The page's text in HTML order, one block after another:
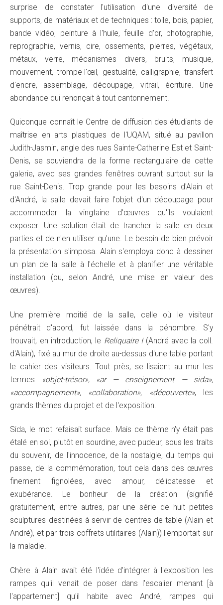
surprise de constater l'utilisation d'une diversité de
supports, de matériaux et de techniques : toile, bois, papier,
bande vidéo, peinture à l'huile, feuille d'or, photographie,
reprographie, vernis, cire, ossements, pierres, végétaux,
métaux, verre, mécanismes divers, bruits, musique,
mouvement, trompe-l'œil, gestualité, calligraphie, transfert
d'encre, assemblage, découpage, vitrail, écriture. Une
abondance qui renonçait à tout cantonnement.
Quiconque connaît le Centre de diffusion des étudiants de
maîtrise en arts plastiques de l'UQAM, situé au pavillon
Judith-Jasmin, angle des rues Sainte-Catherine Est et Saint-
Denis, se souviendra de la forme rectangulaire de cette
galerie, avec ses grandes fenêtres ouvrant surtout sur la
rue Saint-Denis. Trop grande pour les besoins d'Alain et
d'André, la salle devait faire l'objet d'un découpage pour
accommoder la vingtaine d'œuvres qu'ils voulaient
exposer. Une solution était de trancher la salle en deux
parties et de n'en utiliser qu'une. Le besoin de bien prévoir
la présentation s'imposa. Alain s'employa donc à dessiner
un plan de la salle à l'échelle et à planifier une véritable
installation (ou, selon André, une mise en valeur des
œuvres).
Une première moitié de la salle, celle où le visiteur
pénétrait d'abord, fut laissée dans la pénombre. S'y
trouvait, en introduction, le Reliquaire I(André avec la coll.
d'Alain), fixé au mur de droite au-dessus d'une table portant
le cahier des visiteurs. Tout près, se lisaient au mur les
termes
«objet-trésor», «ar — enseignement — sida»,
«accompagnement», «collaboration», «découverte», les
grands thèmes du projet et de l'exposition.
Sida, le mot refaisait surface. Mais ce thème n'y était pas
étalé en soi, plutôt en sourdine, avec pudeur, sous les traits
du souvenir, de l'innocence, de la nostalgie, du temps qui
passe, de la commémoration, tout cela dans des œuvres
finement fignolées, avec amour, délicatesse et
exubérance. Le bonheur de la création (signifié
gratuitement, entre autres, par une série de huit petites
sculptures destinées à servir de centres de table (Alain et
André), et par trois coffrets utilitaires (Alain)) l'emportait sur
la maladie.
Chère à Alain avait été l'idée d'intégrer à l'exposition les
rampes qu'il venait de poser dans l'escalier menant [à
l'appartement] qu'il habite avec André, rampes qui